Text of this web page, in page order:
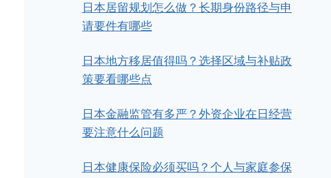
日本居留规划怎么做？长期身份路径与申
请要件有哪些
日本地方移居值得吗？选择区域与补贴政
策要看哪些点
日本金融监管有多严？外资企业在日经营
要注意什么问题
日本健康保险必须买吗？个人与家庭参保